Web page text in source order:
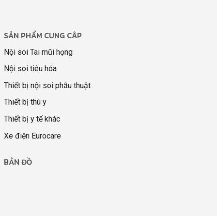
SẢN PHẨM CUNG CÂP
Nội soi Tai mũi họng
Nội soi tiêu hóa
Thiết bị nội soi phẫu thuật
Thiết bị thú y
Thiết bị y tế khác
Xe điện Eurocare
BẢN ĐỒ